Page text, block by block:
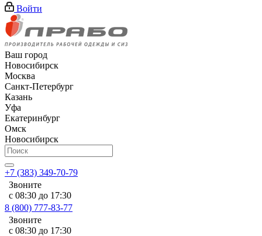
Войти
Ваш город
Новосибирск
Москва
Санкт-Петербург
Казань
Уфа
Екатеринбург
Омск
Новосибирск
+7 (383) 349-70-79
Звоните
с 08:30 до 17:30
8 (800) 777-83-77
Звоните
с 08:30 до 17:30